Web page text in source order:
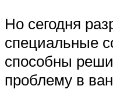
Но сегодня
специальные
способны
проблему в